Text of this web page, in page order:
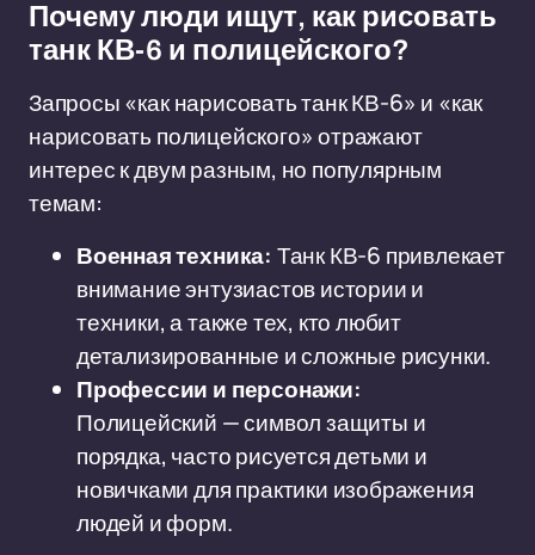
Почему люди ищут, как рисовать
танк КВ-6 и полицейского?
Запросы «как нарисовать танк КВ-6» и «как
нарисовать полицейского» отражают
интерес к двум разным, но популярным
темам:
Военная техника: Танк КВ-6 привлекает
внимание энтузиастов истории и
техники, а также тех, кто любит
детализированные и сложные рисунки.
Профессии и персонажи:
Полицейский — символ защиты и
порядка, часто рисуется детьми и
новичками для практики изображения
людей и форм.